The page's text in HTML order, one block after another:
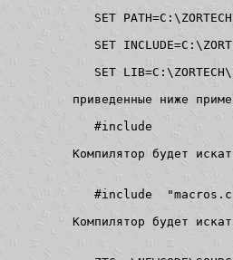
SET
SET
SET
приведенные ниже
   #include
Компилятор будет
#include
Компилятор будет